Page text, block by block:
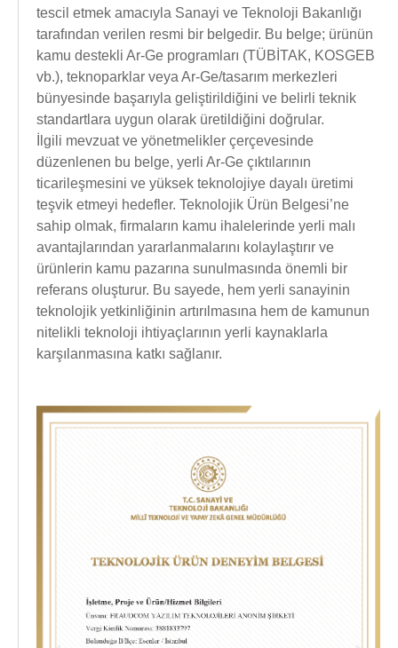
tescil etmek amacıyla Sanayi ve Teknoloji Bakanlığı
tarafından verilen resmi bir belgedir. Bu belge; ürünün
kamu destekli Ar-Ge programları (TÜBİTAK, KOSGEB
vb.), teknoparklar veya Ar-Ge/tasarım merkezleri
bünyesinde başarıyla geliştirildiğini ve belirli teknik
standartlara uygun olarak üretildiğini doğrular.
İlgili mevzuat ve yönetmelikler çerçevesinde
düzenlenen bu belge, yerli Ar-Ge çıktılarının
ticarileşmesini ve yüksek teknolojiye dayalı üretimi
teşvik etmeyi hedefler. Teknolojik Ürün Belgesi’ne
sahip olmak, firmaların kamu ihalelerinde yerli malı
avantajlarından yararlanmalarını kolaylaştırır ve
ürünlerin kamu pazarına sunulmasında önemli bir
referans oluşturur. Bu sayede, hem yerli sanayinin
teknolojik yetkinliğinin artırılmasına hem de kamunun
nitelikli teknoloji ihtiyaçlarının yerli kaynaklarla
karşılanmasına katkı sağlanır.